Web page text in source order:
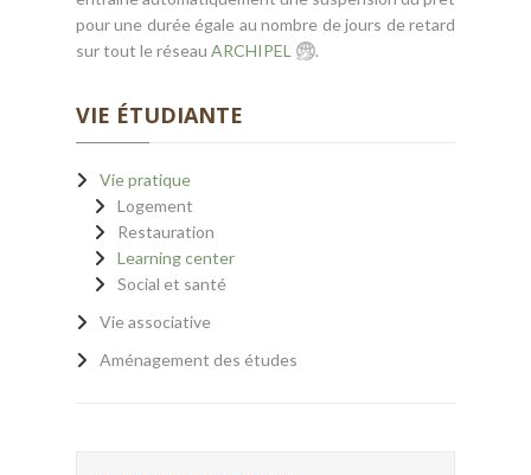
pour une durée égale au nombre de jours de retard
sur tout le réseau ARCHIPEL .
VIE ÉTUDIANTE
Vie pratique
Logement
Restauration
Learning center
Social et santé
Vie associative
Aménagement des études